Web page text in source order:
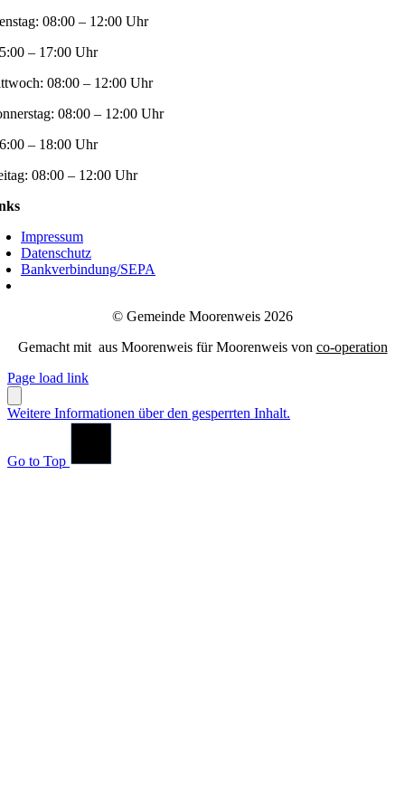
08:00 – 12:00 Uhr
– 17:00 Uhr
08:00 – 12:00 Uhr
08:00 – 12:00 Uhr
– 18:00 Uhr
08:00 – 12:00 Uhr
Impressum
Datenschutz
Bankverbindung/SEPA
© Gemeinde Moorenweis 2026
Gemacht mit aus Moorenweis für Moorenweis von co-operation
Page load link
Weitere Informationen über den gesperrten Inhalt.
Go to Top